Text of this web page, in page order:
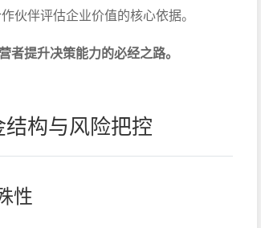
伙伴评估企业价值的核心依据。
提升决策能力的必经之路。
构与风险把控
性